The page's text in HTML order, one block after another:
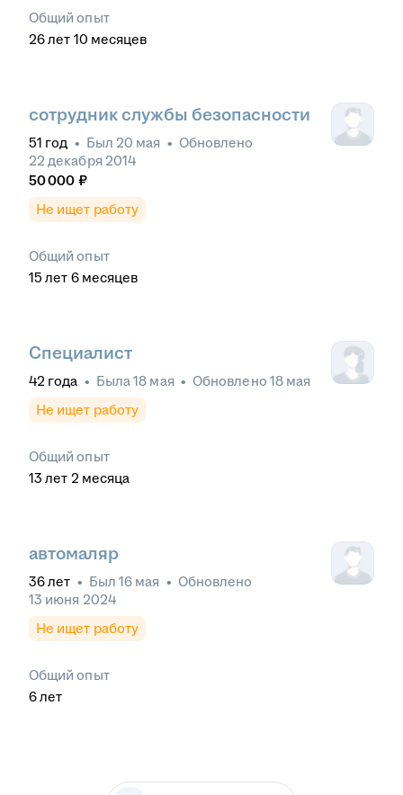
Общий опыт
26лет 10 месяцев
сотрудник службы безопасности
51 год • Был 20 мая • Обновлено
22 декабря 2014
50 000 ₽
Не ищет работу
Общий опыт
15 лет 6 месяцев
Специалист
42 года • Была18 мая • Обновлено 18 мая
Не ищет работу
Общий опыт
13 лет 2 месяца
автомаляр
36лет • Был 16 мая • Обновлено
13 июня 2024
Не ищет работу
Общий опыт
6лет